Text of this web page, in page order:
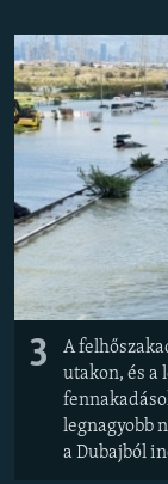
3
A
utakon, és a
legnagyobb
a Dubajból